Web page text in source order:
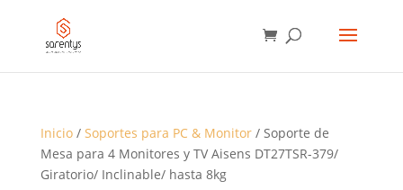
PRODUCTOS
Inicio/ Soportes para PC & Monitor/ Soporte de
Mesa para 4 Monitores y TV Aisens DT27TSR-379/
Giratorio/ Inclinable/ hasta 8kg